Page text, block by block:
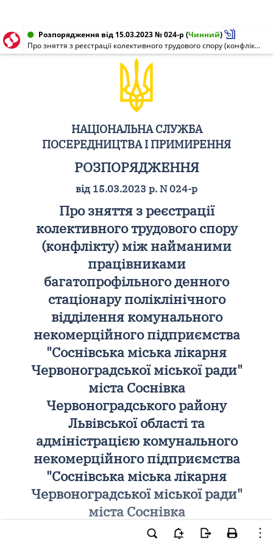
Розпорядження від 15.03.2023 № 024-р (Чинний)
Про зняття з реєстрації колективного трудового спору (конфлікту) між найманими працівниками багатопрофільного денного стаціонару поліклінічного відділення комунального некомерційного підприємства "Соснівська міська лікарня Червоноградської міської ради" міста Соснівка Червоноградського району Львівської області та адміністрацією комунального некомерційного підприємства "Соснівська міська лікарня Червоноградської міської ради" міста Соснівка Червоноградського району Львівської області
НАЦІОНАЛЬНА СЛУЖБА
ПОСЕРЕДНИЦТВА І ПРИМИРЕННЯ
РОЗПОРЯДЖЕННЯ
від 15.03.2023 р. N 024-р
Про зняття з реєстрації
колективного трудового спору
(конфлікту) між найманими
працівниками
багатопрофільного денного
стаціонару поліклінічного
відділення комунального
некомерційного підприємства
"Соснівська міська лікарня
Червоноградської міської ради"
міста Соснівка
Червоноградського району
Львівської області та
адміністрацією комунального
некомерційного підприємства
"Соснівська міська лікарня
Червоноградської міської ради"
міста Соснівка
Червоноградського району